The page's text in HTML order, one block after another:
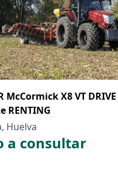
McCormick X8 VT
RENTING
Huelva
a consultar